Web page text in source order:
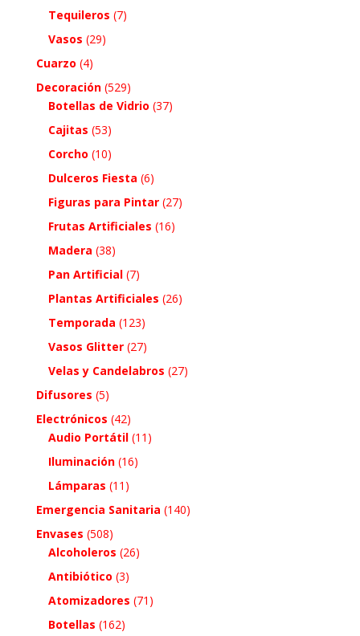
Tequileros (7)
Vasos (29)
Cuarzo (4)
Decoración (529)
Botellas de Vidrio (37)
Cajitas (53)
Corcho (10)
Dulceros Fiesta (6)
Figuras para Pintar (27)
Frutas Artificiales (16)
Madera (38)
Pan Artificial (7)
Plantas Artificiales (26)
Temporada (123)
Vasos Glitter (27)
Velas y Candelabros (27)
Difusores (5)
Electrónicos (42)
Audio Portátil (11)
Iluminación (16)
Lámparas (11)
Emergencia Sanitaria (140)
Envases (508)
Alcoholeros (26)
Antibiótico (3)
Atomizadores (71)
Botellas (162)